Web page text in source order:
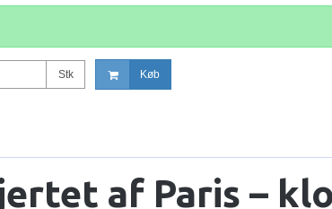
Stk Køb
af Paris –